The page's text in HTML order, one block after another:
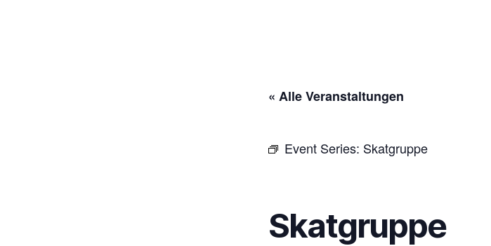
« Alle Veranstaltungen
Event Series: Skatgruppe
Skatgruppe